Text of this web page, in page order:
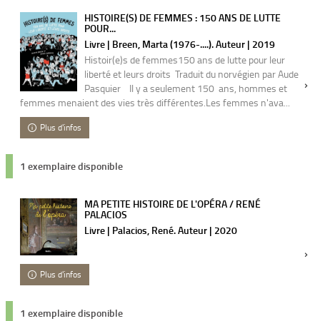
HISTOIRE(S) DE FEMMES : 150 ANS DE LUTTE
POUR...
Livre | Breen, Marta (1976-....). Auteur | 2019
Histoir(e)s de femmes150 ans de lutte pour leur
liberté et leurs droits Traduit du norvégien par Aude
Pasquier Il y a seulement 150 ans, hommes et
femmes menaient des vies très différentes.Les femmes n'ava...
Plus d'infos
1 exemplaire disponible
MA PETITE HISTOIRE DE L'OPÉRA / RENÉ
PALACIOS
Livre | Palacios, René. Auteur | 2020
Plus d'infos
1 exemplaire disponible